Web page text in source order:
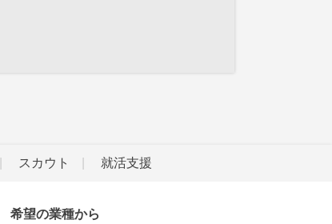
スカウト 就活支援
希望の業種から